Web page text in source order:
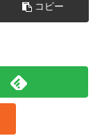
コピー